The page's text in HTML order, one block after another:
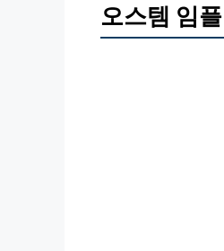
오스템 임